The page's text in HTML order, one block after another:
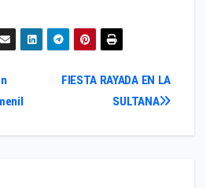
FIESTA RAYADA EN LA
SULTANA